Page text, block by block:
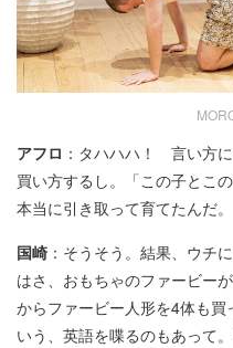
アフロ ：タハハハ！ 言い方
買い方するし。「この子とこ
本当に引き取って育てたんだ。
国崎 ：そうそう。結果、ウチ
はさ、おもちゃのファービー
からファービー人形を4体も買
いう、英語を喋るのもあって